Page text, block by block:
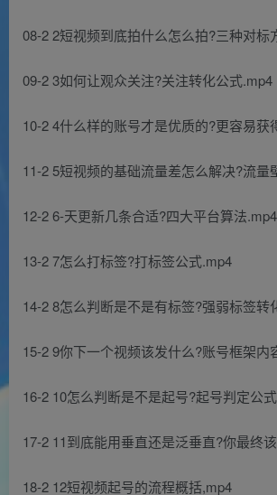
08-2 2短视频到底拍什么怎么拍?三种对标
09-2 3如何让观众关注?关注转化公式.mp4
10-2 4什么样的账号才是优质的?更容易获
11-2 5短视频的基础流量差怎么解决?流量
12-2 6-天更新几条合适?四大平台算法.mp4
13-2 7怎么打标签?打标签公式.mp4
14-2 8怎么判断是不是有标签?强弱标签转
15-2 9你下一个视频该发什么?账号框架内
16-2 10怎么判断是不是起号?起号判定公
17-2 11到底能用垂直还是泛垂直?你最终
18-2 12短视频起号的流程概括,mp4